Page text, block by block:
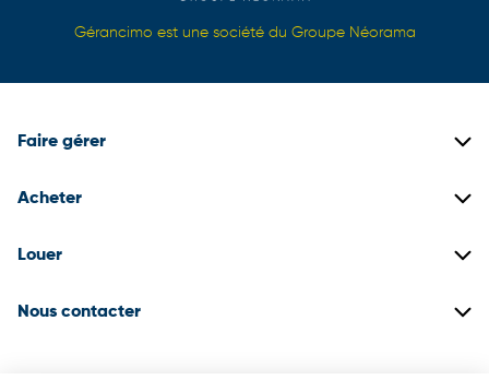
Gérancimo est une société du Groupe Néorama
Faire gérer
Acheter
Louer
Nous contacter